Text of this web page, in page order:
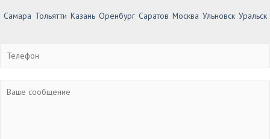
Самара Тольятти Казань Оренбург Саратов Москва Ульновск Уральск